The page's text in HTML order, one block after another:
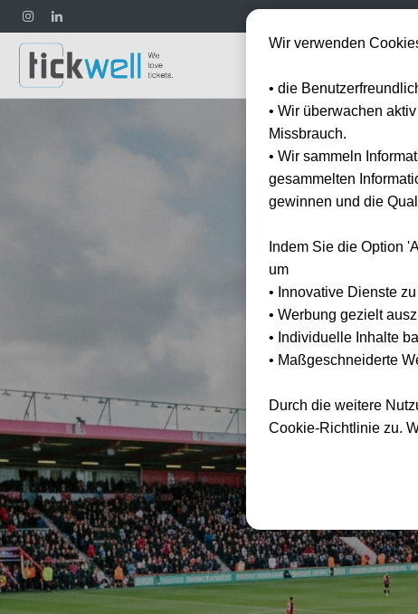
Wir verwenden
• die
• Wir überwachen
Missbrauch.
• Wir sammeln
gesammelten
gewinnen und die
Indem Sie die Option
um
• Innovative Dienste
• Werbung gezielt
• Individuelle Inhalte
• Maßgeschneiderte
Durch die weitere
Cookie-Richtlinie zu.